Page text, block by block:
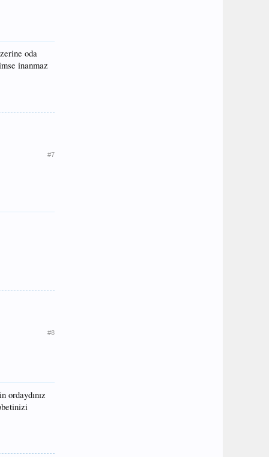
oda
inanmaz
#7
#8
ordaydınız